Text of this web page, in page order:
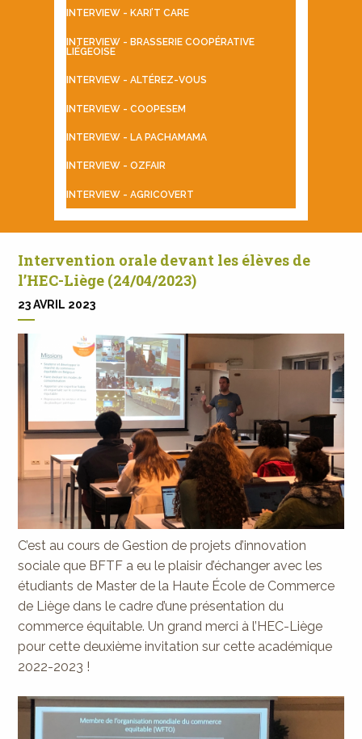
INTERVIEW - KARI’T CARE
INTERVIEW - BRASSERIE COOPÉRATIVE
LIÉGEOISE
INTERVIEW - ALTÉREZ-VOUS
INTERVIEW - COOPESEM
INTERVIEW - LA PACHAMAMA
INTERVIEW - OZFAIR
INTERVIEW - AGRICOVERT
Intervention orale devant les élèves de
l’HEC-Liège (24/04/2023)
23 AVRIL 2023
C’est au cours de Gestion de projets d’innovation
sociale que BFTF a eu le plaisir d’échanger avec les
étudiants de Master de la Haute École de Commerce
de Liège dans le cadre d’une présentation du
commerce équitable. Un grand merci à l’HEC-Liège
pour cette deuxième invitation sur cette académique
2022-2023 !